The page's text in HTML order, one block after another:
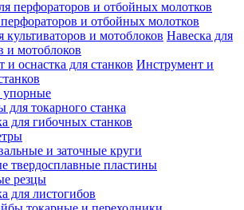
и отбойных молотков
Навеска для
и мотоблоков
Инструмент и
для токарного станка
для гибочных станков
и заточные круги
твердосплавные пластины
резцы
для листогибов